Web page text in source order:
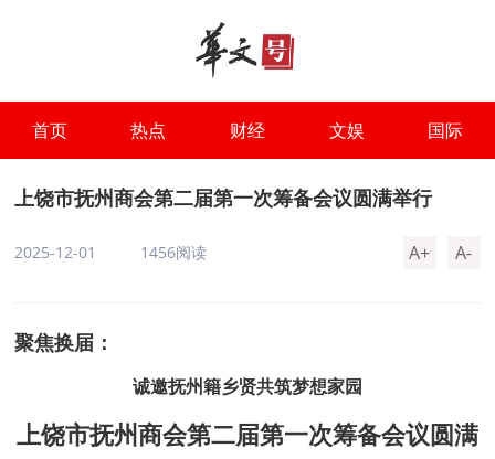
首页 热点 财经 文娱 国际
上饶市抚州商会第二届第一次筹备会议圆满举行
2025-12-01 1456阅读 A+ A-
聚焦换届：
诚邀抚州籍乡贤共筑梦想家园
上饶市抚州商会第二届第一次筹备会议圆满